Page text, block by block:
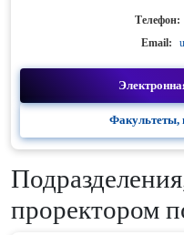
Телефон:
Email:
Факультеты,
проректором